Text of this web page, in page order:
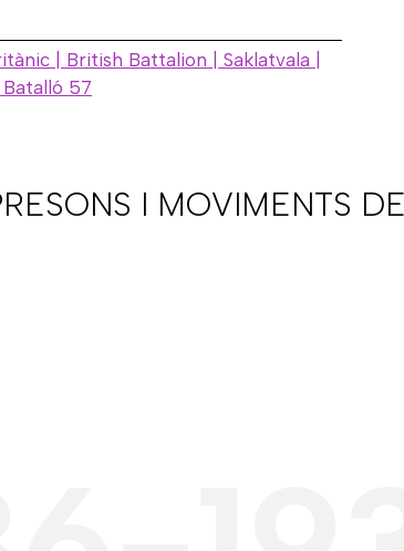
| British Battalion | Saklatvala |
57
I MOVIMENTS